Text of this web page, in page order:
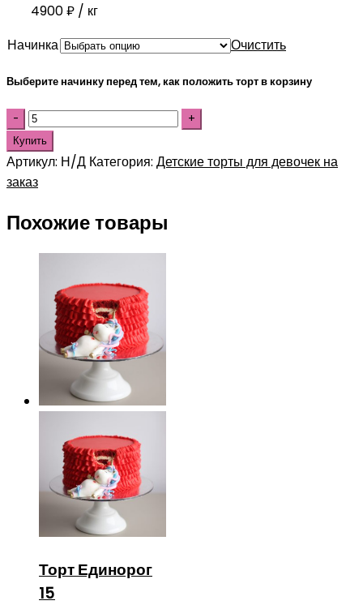
4900₽ / кг
Начинка
Очистить
Выберите начинку перед тем, как положить торт в корзину
Купить
Артикул: Н/Д Категория: Детские торты для девочек на
заказ
Похожие товары
Торт Единорог
15